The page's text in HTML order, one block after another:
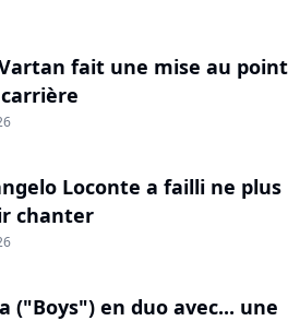
fait une mise au point
Loconte a failli ne plus
chanter
("Boys") en duo avec... une